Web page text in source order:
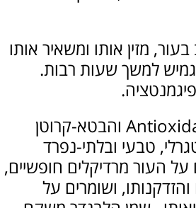
מזין אותו ומשאיר אותו
למשך שעות רבות.
נוגדי החִמצון AntioxidantS והבטא-קרוטן
טבעי ובלתי-נפרד
העור מרדיקלים חופשיים,
והזדקנותו, ושומרים על